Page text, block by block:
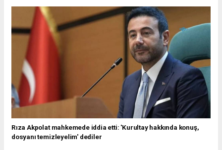
Rıza Akpolat mahkemede iddia etti: 'Kurultay hakkında konuş,
dosyanı temizleyelim' dediler